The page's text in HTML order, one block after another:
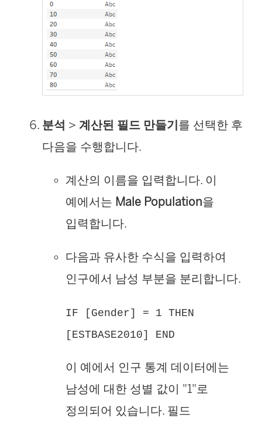
분석 > 계산된 필드 만들기를 선택한 후
다음을 수행합니다.
계산의 이름을 입력합니다. 이
예에서는 Male Population을
입력합니다.
다음과 유사한 수식을 입력하여
인구에서 남성 부분을 분리합니다.
IF [Gender] = 1 THEN
[ESTBASE2010] END
이 예에서 인구 통계 데이터에는
남성에 대한 성별 값이 "1"로
정의되어 있습니다. 필드